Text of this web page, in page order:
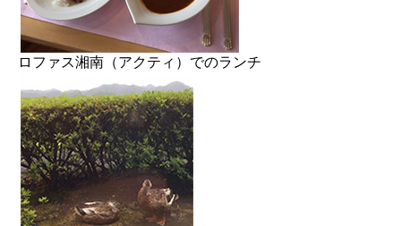
ロファス湘南（アクティ）でのランチ